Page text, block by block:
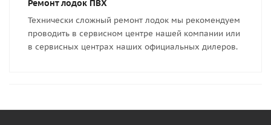
Ремонт лодок ПВХ
Технически сложный ремонт лодок мы рекомендуем
проводить в сервисном центре нашей компании или
в сервисных центрах наших официальных дилеров.